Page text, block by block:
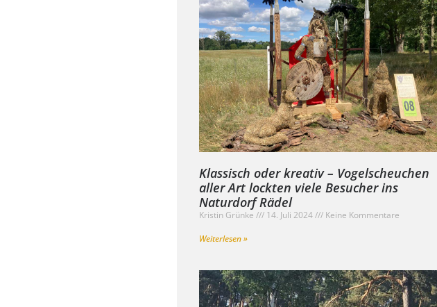
Klassisch oder kreativ – Vogelscheuchen
aller Art lockten viele Besucher ins
Naturdorf Rädel
Kristin Grünke 14. Juli 2024
Keine Kommentare
Weiterlesen »